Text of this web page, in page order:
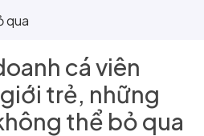
qua
cá viên
trẻ, những
thể bỏ qua